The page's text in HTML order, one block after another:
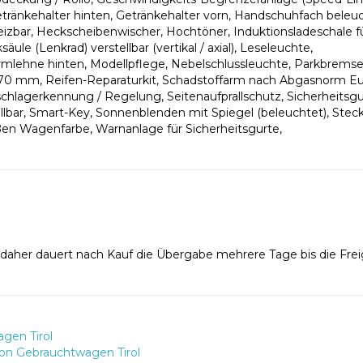
hinten, Getränkehalter vorn, Handschuhfach
Heckscheibenwischer, Hochtöner, Induktionsladeschale
(Lenkrad) verstellbar (vertikal / axial), Leseleuchte,
hinten, Modellpflege, Nebelschlussleuchte, Parkbremse
mm, Reifen-Reparaturkit, Schadstoffarm nach Abgasnorm
/ Regelung, Seitenaufprallschutz,
Smart-Key, Sonnenblenden mit Spiegel (beleuchtet),
Wagenfarbe, Warnanlage für Sicherheitsgurte,
dauert nach Kauf die Übergabe mehrere Tage bis die
Tirol
Gebrauchtwagen Tirol